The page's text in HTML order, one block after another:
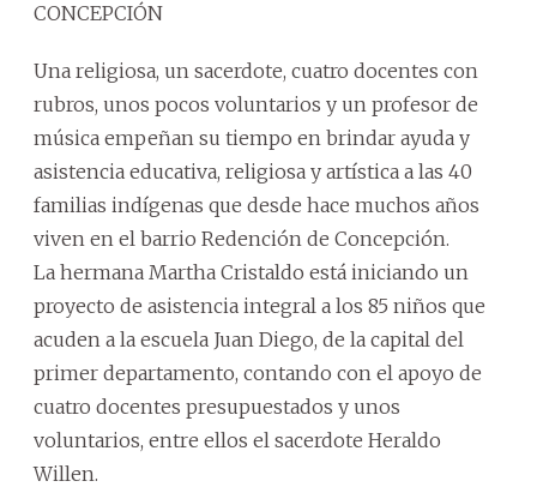
CONCEPCIÓN
Una religiosa, un sacerdote, cuatro docentes con
rubros, unos pocos voluntarios y un profesor de
música empeñan su tiempo en brindar ayuda y
asistencia educativa, religiosa y artística a las 40
familias indígenas que desde hace muchos años
viven en el barrio Redención de Concepción.
La hermana Martha Cristaldo está iniciando un
proyecto de asistencia integral a los 85 niños que
acuden a la escuela Juan Diego, de la capital del
primer departamento, contando con el apoyo de
cuatro docentes presupuestados y unos
voluntarios, entre ellos el sacerdote Heraldo
Willen.